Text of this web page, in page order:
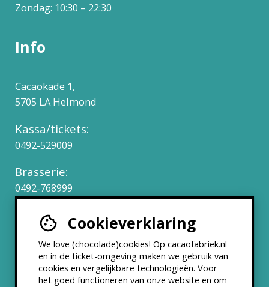
Cookieverklaring
We love (chocolade)cookies! Op cacaofabriek.nl
en in de ticket-omgeving maken we gebruik van
cookies en vergelijkbare technologieën. Voor
het goed functioneren van onze website en om
Zondag: 10:30 – 22:30
Info
Cacaokade 1,
5705 LA Helmond
Kassa/tickets:
0492-529009
Brasserie:
0492-768999
Werken bij
Partners & Samenwerkingen
ANBI status